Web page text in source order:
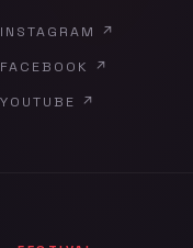
INSTAGRAM
↗
FACEBOOK
↗
YOUTUBE
↗